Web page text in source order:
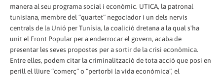
manera al seu programa social i econòmic. UTICA, la patronal
tunisiana, membre del “quartet” negociador i un dels nervis
centrals de la Unió per Tunísia, la coalició dretana a la qual s'ha
unit el Front Popular per a enderrocar el govern, acaba de
presentar les seves propostes per a sortir de la crisi econòmica.
Entre elles, podem citar la criminalització de tota acció que posi en
perill el lliure “comerç” o “pertorbi la vida econòmica”, el